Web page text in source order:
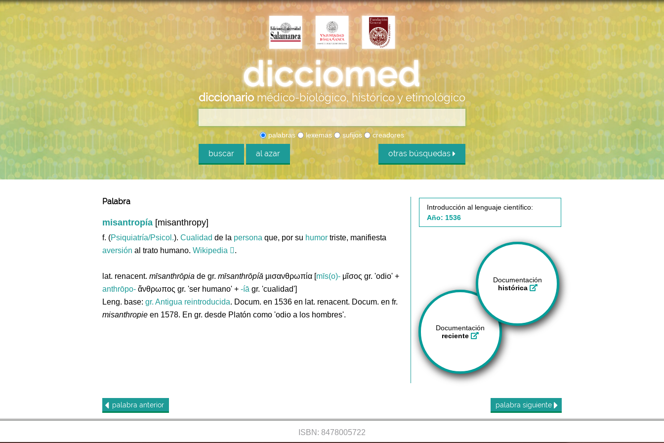
diccionario médico-biológico, histórico y etimológico
palabras lexemas sufijos creadores
buscar al azar otras búsquedas
Palabra
misantropía [misanthropy]
f. (Psiquiatría/Psicol.). Cualidad de la persona que, por su humor triste, manifiesta
aversión al trato humano. Wikipedia .
lat. renacent. mīsanthrōpia de gr. mīsanthrōpíā μισανθρωπία [mīs(o)- μῖσος gr. 'odio' +
anthrōpo- ἄνθρωπος gr. 'ser humano' + -íā gr. 'cualidad']
Leng. base: gr. Antigua reintroducida. Docum. en 1536 en lat. renacent. Docum. en fr.
misanthropie en 1578. En gr. desde Platón como 'odio a los hombres'.
Introducción al lenguaje científico:
Año: 1536
Documentación
histórica
Documentación
reciente
palabra anterior palabra siguiente
ISBN: 8478005722